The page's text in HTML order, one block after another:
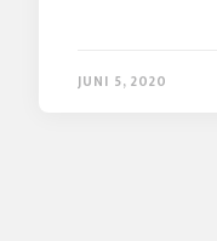
JUNI 5, 2020